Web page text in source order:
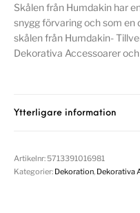
Skålen från Humdakin har
snygg förvaring och som en
skålen från Humdakin-
Dekorativa Accessoarer
Ytterligare information
Artikelnr: 5713391016981
Kategorier: Dekoration Dekorativa